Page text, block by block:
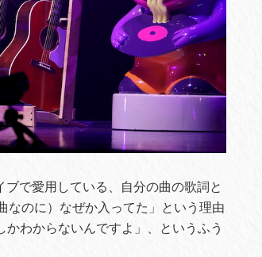
で愛用している、自分の曲の歌詞と
なのに）なぜか入ってた」という理由
わからないんですよ」、というふう